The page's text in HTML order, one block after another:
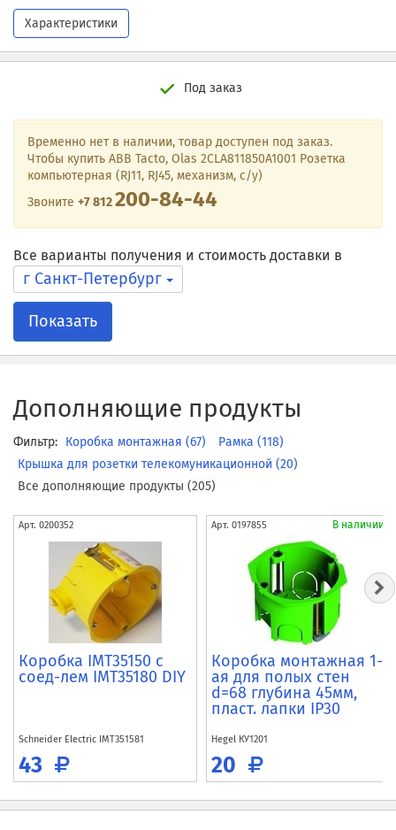
Характеристики
Под заказ
Временно нет в наличии, товар доступен под заказ.
Чтобы купить ABB Tacto, Olas 2CLA811850A1001 Розетка
компьютерная (RJ11, RJ45, механизм, с/у)
Звоните +7 812200-84-44
Все варианты получения и стоимость доставки в
г Санкт-Петербург
Показать
Дополняющие продукты
Фильтр: Коробка монтажная (67)
Рамка (118)
Крышка для розетки телекомуникационной (20)
Все дополняющие продукты (205)
Арт. 0200352
Коробка IMT35150 c
соед-лем IMT35180 DIY
Schneider Electric IMT351581
43
Арт. 0197855 В наличии
Коробка монтажная 1-
ая для полых стен
d=68 глубина 45мм,
пласт. лапки IP30
Hegel КУ1201
20